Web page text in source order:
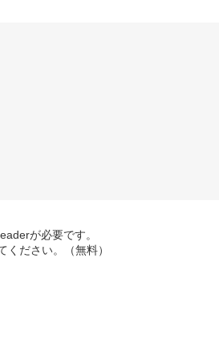
が必要です。
ださい。（無料）